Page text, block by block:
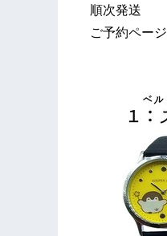
順次発送
ご予約ページ